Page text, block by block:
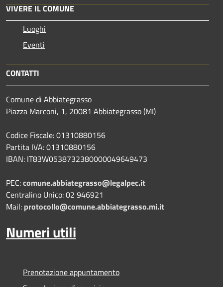
VIVERE IL COMUNE
Luoghi
Eventi
CONTATTI
Comune di Abbiategrasso
Piazza Marconi, 1, 20081 Abbiategrasso (MI)
Codice Fiscale: 01310880156
Partita IVA: 01310880156
IBAN: IT83W0538732380000049649473
PEC:comune.abbiategrasso@legalpec.it
Centralino Unico: 02 946921
Mail: protocollo@comune.abbiategrasso.mi.it
Numeri utili
Prenotazione appuntamento